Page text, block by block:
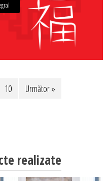
10 Următor »
realizate